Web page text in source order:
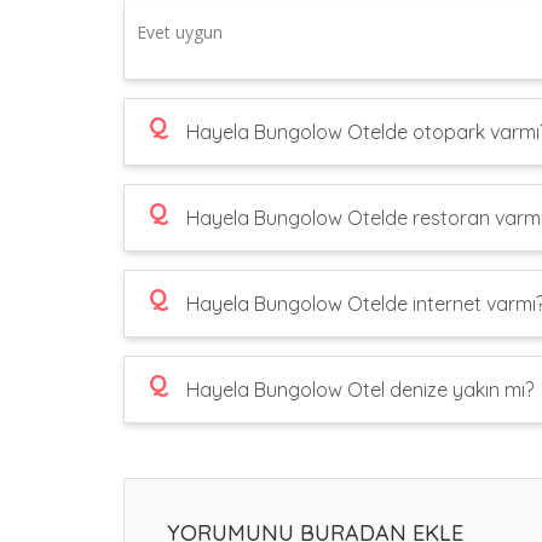
Evet uygun
Q Hayela Bungolow Otelde otopark
Q Hayela Bungolow Otelde restoran
Q Hayela Bungolow Otelde internet
Q Hayela Bungolow Otel denize yakın mı?
YORUMUNU BURADAN EKLE